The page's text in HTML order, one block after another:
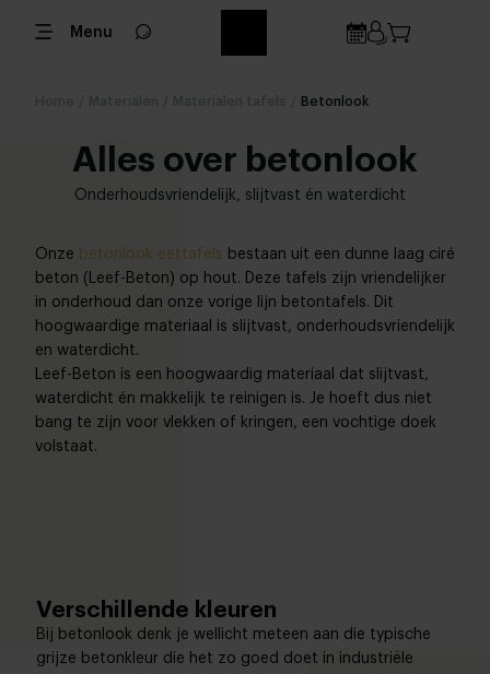
Menu
Betonlook
Alles over betonlook
Onderhoudsvriendelijk, slijtvast én waterdicht
Onze betonlook eettafels bestaan uit een dunne laag ciré
beton (Leef-Beton) op hout. Deze tafels zijn vriendelijker
in onderhoud dan onze vorige lijn betontafels. Dit
hoogwaardige materiaal is slijtvast, onderhoudsvriendelijk
en waterdicht.
Leef-Beton is een hoogwaardig materiaal dat slijtvast,
waterdicht én makkelijk te reinigen is. Je hoeft dus niet
bang te zijn voor vlekken of kringen, een vochtige doek
volstaat.
Verschillende kleuren
Bij betonlook denk je wellicht meteen aan die typische
grijze betonkleur die het zo goed doet in industriële